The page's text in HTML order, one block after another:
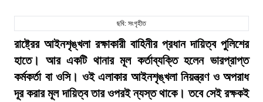
ছবি: সংগৃহীত
রাষ্ট্রের আইনশৃঙ্খলা রক্ষাকারী বাহিনীর প্রধান দায়িত্ব পুলিশের
হাতে। আর একটি থানার মূল কর্তাব্যক্তি হলেন ভারপ্রাপ্ত
কর্মকর্তা বা ওসি। ওই এলাকার আইনশৃঙ্খলা নিয়ন্ত্রণ ও অপরাধ
দূর করার মূল দায়িত্ব তার ওপরই ন্যস্ত থাকে। তবে সেই রক্ষকই